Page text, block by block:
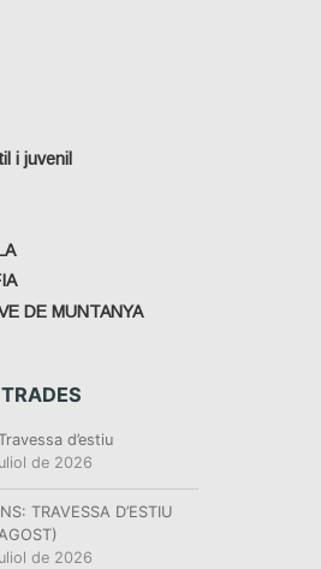
i juvenil
DE MUNTANYA
d’estiu
de 2026
TRAVESSA D’ESTIU
de 2026